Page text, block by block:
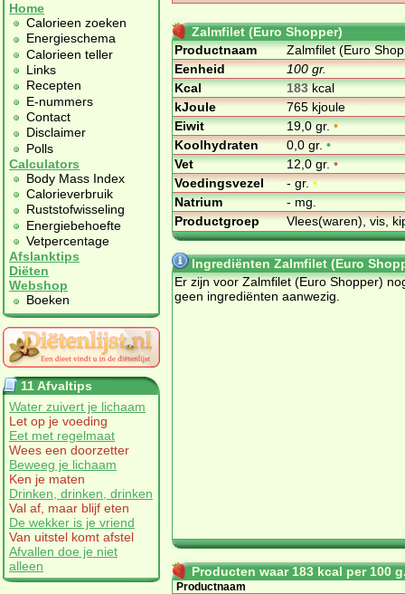
Home
Calorieen zoeken
Energieschema
Calorieen teller
Links
Recepten
E-nummers
Contact
Disclaimer
Polls
Calculators
Body Mass Index
Calorieverbruik
Ruststofwisseling
Energiebehoefte
Vetpercentage
Afslanktips
Diëten
Webshop
Boeken
11 Afvaltips
Water zuivert je lichaam
Let op je voeding
Eet met regelmaat
Wees een doorzetter
Beweeg je lichaam
Ken je maten
Drinken, drinken, drinken
Val af, maar blijf eten
De wekker is je vriend
Van uitstel komt afstel
Afvallen doe je niet
alleen
Zalmfilet (Euro Shopper)
Productnaam
Zalmfilet (Euro
Eenheid
100 gr.
Kcal
183kcal
kJoule
765 kjoule
Eiwit
19,0 gr.•
Koolhydraten
0,0 gr.•
Vet
12,0 gr.•
Voedingsvezel
- gr.•
Natrium
- mg.
Productgroep
Vlees(waren), vis,
Ingrediënten Zalmfilet (Euro
Er zijn voor Zalmfilet (Euro Shopper)
geen ingrediënten aanwezig.
Producten waar 183 kcal per 100
Productnaam